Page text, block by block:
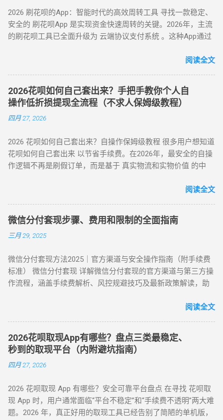
户使用支付宝扫描代付码，选择花呗完成支付。 资金流转 ：商
家确认收款后，扣除手续费将资金转入用户账户。此方法突破
所有风控限制，即使花呗被深度风控也能实现套现，是...
到账。 关键提示 ： 取现后花呗额度同步扣减，还款与花呗账
单合并，支持随时提前结清且无手续费。 备用金年化利率 7.2%
起，低于多数套现平台的高额手续费（通常达 10%-15%）。
部分用户尝试通过正规手段套现。 以下为常见套现方式： 套现
方式 操作流程 等级 到账时间 虚假交易 通过淘宝店铺刷单后退
款 ★★★★★ 5-30分钟左右 第三方平台 使用「黎明花呗」等
工具转账 ★★★★☆ 5分钟左右 线下扫码套现 扫描商家二维码
直接通过银行渠道取现，手续费约 1%-3%，日息 0.05%。 借呗
/ 网商贷 ：纯线上信用贷款，额度独立，年化利率低至 7.3%。
亲友代付 ：通过正规消费场景周转资...
案 方法 2：电商平台虚拟卡券套现 操作流程 ： 在淘宝 / 天猫
购买京东 E 卡、加油卡等虚拟商品（单笔≤5000 元）； 通过
“京回收” 等卡券平台以 92-96 折出售，资金秒到银行卡。 优势
政策波动影响 （三）实物交易型 —— 大额资金解决方案 方法类
型 操作核心 手续费区间 适用场景 方法 3：货到返现 购买手机
/ 家电后协商退货 10%-25% 单笔需提现万元以上 方法 4：线下
闪付套现 开通花呗闪付绑定手机 Pay 5%-10% 需实体店铺配合
（四）间接套现策略 —— 隐蔽性优化方案 方法 5：信用卡代还
通道 花呗为信用卡还款（支持支付宝通道）； 信用卡预借现金
付模式 通过为亲友代购商品实现资金流转，零手续费但依赖人
际关系信任。 三、套现操作速查：3 大高频实用方案对比 方案
名称 到账时间 手续费范围 推荐指数 适合场景 扫码秒提 10 分
4%-8% ★★★★☆ 日常规律性套现 亲友代付 即时到账 0%
★★★☆☆ 低频次隐私需求 四、2025 年花呗风控破解策略
（实操级指南） （一）行为模拟防监测技巧 金额控制 ：单次
间间隔 ：两次操作间隔≥72 小时，模拟真实消费周期 场景多元
化 ：交替使用扫码支付、生活缴费、电商购...
2026 刷花呗的App：智能时代的高效周转工具 寻找一款稳定、
安全的 刷花呗App 是实现资金快速周转的关键。2026年，主流
的刷花呗工具已全面升级为 云端协议支付系统 。这种App通过
呗额度通过模拟购物流程转化为可提现余额。目前主流App的综
款 多通道备份 隐私加密 在移动支付高度发达的今天，刷花呗
已不再需要传统的线下寻找商家。只需通过手机下载特定的周
转 App 或关注 H5 平台，即可实现“足不出户，额度变现”。
一、 2026 年主流刷花呗 App 模式对比 App 类型 技术核心 到账
⭐⭐⭐⭐ 电商代购助手 真实物流单号生成 T+1 隔天 ⭐⭐⭐⭐⭐ 虚
拟卡回购平台 话费/卡券回收 1-2 小时 ⭐⭐⭐ 二、 如何正确使用
App 刷取花呗？ 为了保障资金安全与账户健康，使用此类 App
阅读全文
2026花呗如何自己套出来？手把手教你个人自
操作低折损提现全流程（不求人保姆级教程）
四月 27, 2026
2026 花呗如何自己套出来？自操作保姆级教程 很多用户想知道
花呗如何自己套出来 以节省手续费。在2026年，最安全的自操
作逻辑不再是刷假订单，而是基于 真实物流和实物价值 的中
道，用户可以绕过传统商家的层层抽成，实现资金的低折损回
折损 高安全性 自操作的核心在于“隐蔽性”。如果你直接扫描自
己的收款码，支付宝风控会瞬间识别为违规套现。以下是 2026
年依然有效的几种正确自操作姿势。 一、 2026 个人自操作三
物转手 天猫/京东买手机回购 约 5% T+1 / T+2 话费/流量代充
帮亲友充值并代收现金 约 2% 即时 黄金/硬通货模式 支付宝黄
金回购或实物金 视金价波动 2-3个工作日 二、 深度步骤：花呗
是 2026 年权重最高的方法。在天猫旗舰店挑选一款热门手机
（如 iPh...
阅读全文
微信分付套现步骤、费用和限制的全面指南
三月 29, 2025
微信分付套现方法2025｜官方渠道与安全操作指南（附手续费
标准） 微信分付套现 详解微信分付套现的官方渠道与第三方操
作流程，涵盖手续费解析、风控规避技巧及最新政策解读，助
年新规：微信支付强化分付风控，禁止直接套现（引用央行
（第三方支付研究院数据） 主流方式：通过虚拟商品交易（占
比68%）、线下商家合作（占比22%） 二、微信分付套现操作
指南（2025最新流程） 官方渠道：分付还款抵扣（合规但有限
制） 路径：微信→钱包→分付→还款→使用分付额度还款 限
易（主流方法） 选择支持分付的电商平台（如美团、苏宁易
购） 购买电子礼品卡/话费充值（建议≤2000元/笔） 联系回收
商变现，手续费8%-15% 线下商家合作：扫码套现（需深度信
阅读全文
2026花呗取现App有哪些？盘点三类最稳定、
秒到的取现平台（内附避坑指南）
四月 27, 2026
2026 花呗取现 App 有哪些？安全可靠平台盘点 在寻找 花呗取
现 App 时，用户通常面临“平台不稳定”和“手续费不透明”两大难
题。2026 年，真正好用的取现工具已经告别了简陋的单机版，